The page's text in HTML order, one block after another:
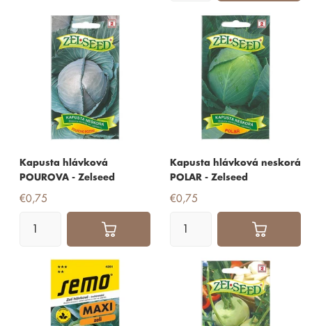
Kapusta hlávková
POUROVA - Zelseed
€0,75
Kapusta hlávková neskorá
POLAR - Zelseed
€0,75